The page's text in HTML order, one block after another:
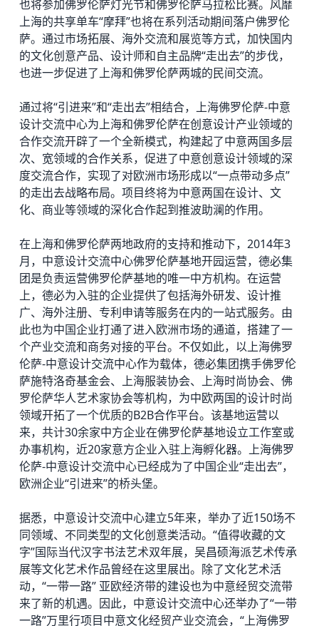
也将参加佛罗伦萨灯光节和佛罗伦萨马拉松比赛。风靡
上海的共享单车“摩拜”也将在系列活动期间落户佛罗伦
萨。通过市场拓展、海外交流和展览等方式，加快国内
的文化创意产品、设计师和自主品牌“走出去”的步伐，
也进一步促进了上海和佛罗伦萨两城的民间交流。
通过将“引进来”和“走出去”相结合，上海佛罗伦萨-中意
设计交流中心为上海和佛罗伦萨在创意设计产业领域的
合作交流开辟了一个全新模式，构建起了中意两国多层
次、宽领域的合作关系，促进了中意创意设计领域的深
度交流合作，实现了对欧洲市场形成以“一点带动多点”
的走出去战略布局。项目终将为中意两国在设计、文
化、商业等领域的深化合作起到推波助澜的作用。
在上海和佛罗伦萨两地政府的支持和推动下，2014年3
月，中意设计交流中心佛罗伦萨基地开园运营，德必集
团是负责运营佛罗伦萨基地的唯一中方机构。在运营
上，德必为入驻的企业提供了包括海外研发、设计推
广、海外注册、专利申请等服务在内的一站式服务。由
此也为中国企业打通了进入欧洲市场的通道，搭建了一
个产业交流和商务对接的平台。不仅如此，以上海佛罗
伦萨-中意设计交流中心作为载体，德必集团携手佛罗伦
萨施特洛奇基金会、上海服装协会、上海时尚协会、佛
罗伦萨华人艺术家协会等机构，为中欧两国的设计时尚
领域开拓了一个优质的B2B合作平台。该基地运营以
来，共计30余家中方企业在佛罗伦萨基地设立工作室或
办事机构，近20家意方企业入驻上海孵化器。上海佛罗
伦萨-中意设计交流中心已经成为了中国企业“走出去”，
欧洲企业“引进来”的桥头堡。
据悉，中意设计交流中心建立5年来，举办了近150场不
同领域、不同类型的文化创意类活动。“值得收藏的文
字”国际当代汉字书法艺术双年展，吴昌硕海派艺术传承
展等文化艺术作品曾经在这里展出。除了文化艺术活
动，“一带一路” 亚欧经济带的建设也为中意经贸交流带
来了新的机遇。因此，中意设计交流中心还举办了“一带
一路”万里行项目中意文化经贸产业交流会，“上海佛罗